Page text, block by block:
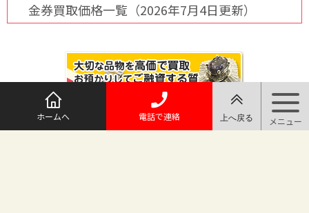
金券買取価格一覧（2026年7月4日更新）
ホームへ 電話で連絡